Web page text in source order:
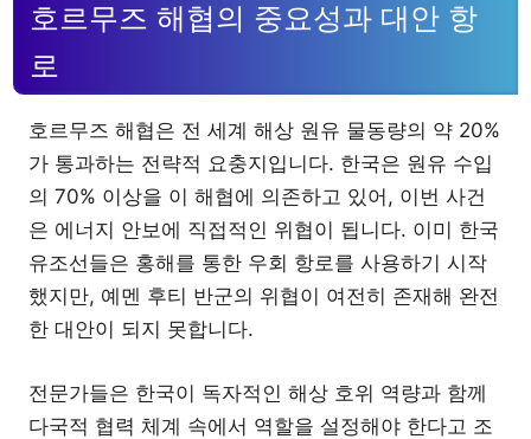
호르무즈 해협의 중요성과 대안 항
로
호르무즈 해협은 전 세계 해상 원유 물동량의 약 20%
가 통과하는 전략적 요충지입니다. 한국은 원유 수입
의 70% 이상을 이 해협에 의존하고 있어, 이번 사건
은 에너지 안보에 직접적인 위협이 됩니다. 이미 한국
유조선들은 홍해를 통한 우회 항로를 사용하기 시작
했지만, 예멘 후티 반군의 위협이 여전히 존재해 완전
한 대안이 되지 못합니다.
전문가들은 한국이 독자적인 해상 호위 역량과 함께
다국적 협력 체계 속에서 역할을 설정해야 한다고 조